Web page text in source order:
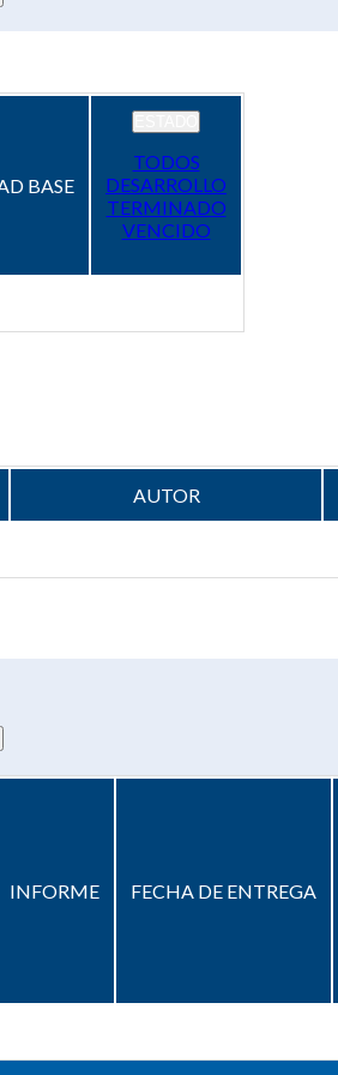
BASE
TODOS
DESARROLLO
TERMINADO
VENCIDO
AUTOR
INFORME FECHA DE ENTREGA